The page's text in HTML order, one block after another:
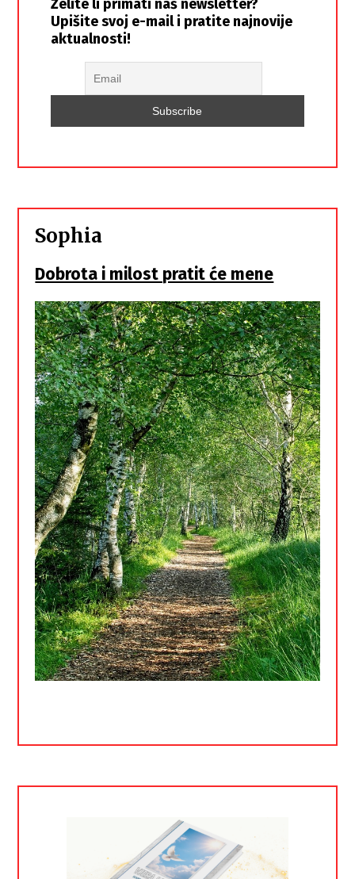
Želite li primati naš newsletter?
Upišite svoj e-mail i pratite najnovije
aktualnosti!
Sophia
Dobrota i milost pratit će mene